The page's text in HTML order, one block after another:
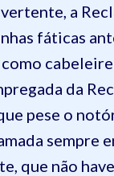
a
fáticas
da
pese o
sempre
que não